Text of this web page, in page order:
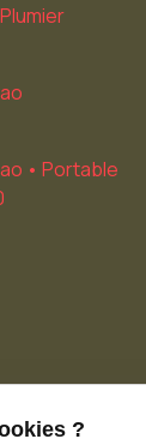
• Portable
?